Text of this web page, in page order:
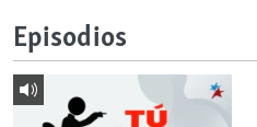
Episodios